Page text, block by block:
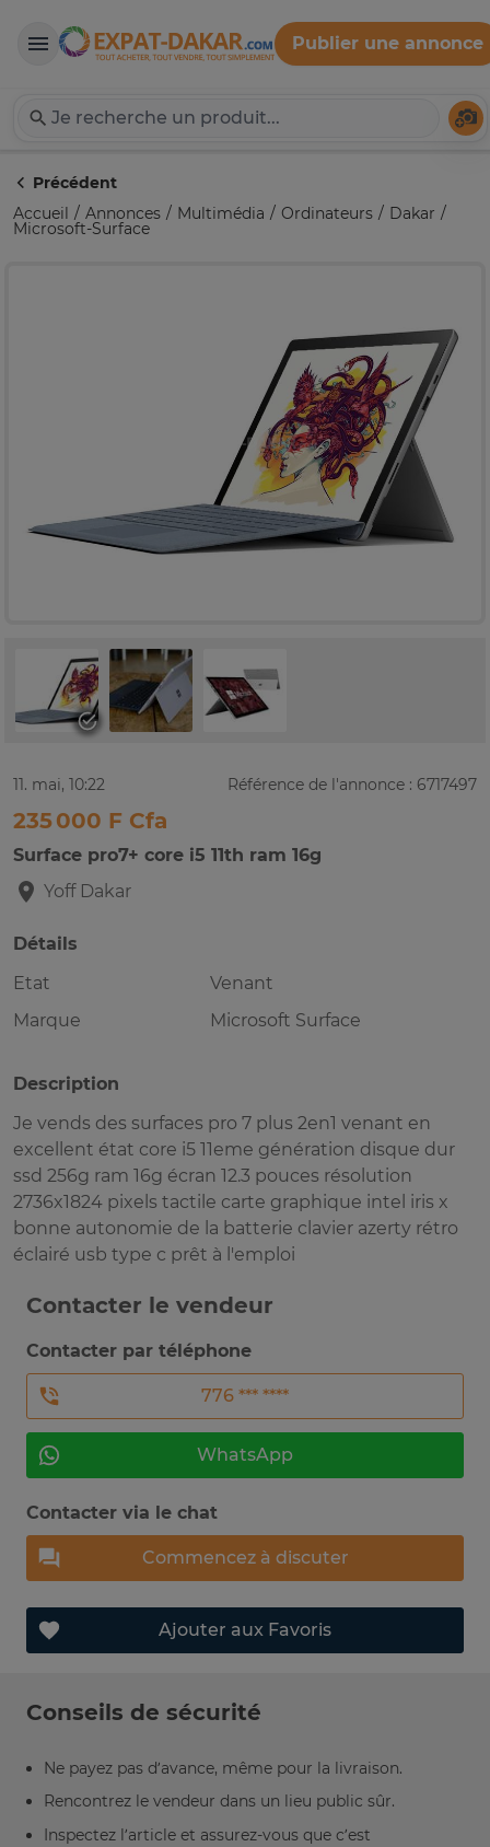
Expat-Dakar
Publier une annonce
Précédent
Accueil
Annonces Multimédia Ordinateurs Dakar
Microsoft-Surface
11. mai, 10:22 Référence de l'annonce : 6717497
235 000 F Cfa
Surface pro7+ core i5 11th ram 16g
Yoff Dakar
Détails
Etat
Venant
Marque
Microsoft Surface
Description
Je vends des surfaces pro 7 plus 2en1 venant en
excellent état core i5 11eme génération disque dur
ssd 256g ram 16g écran 12.3 pouces résolution
2736x1824 pixels tactile carte graphique intel iris x
bonne autonomie de la batterie clavier azerty rétro
éclairé usb type c prêt à l'emploi
Contacter le vendeur
Contacter par téléphone
776 *** ****
WhatsApp
Contacter via le chat
Commencez à discuter
Ajouter aux Favoris
Conseils de sécurité
Ne payez pas d’avance, même pour la livraison.
Rencontrez le vendeur dans un lieu public sûr.
Inspectez l’article et assurez-vous que c’est